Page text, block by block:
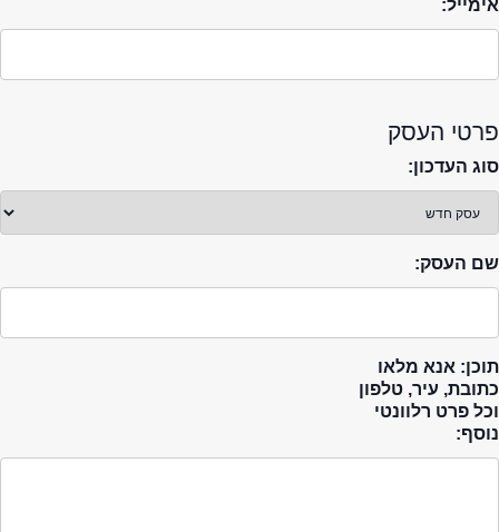
אימייל:
פרטי העסק
סוג העדכון:
שם העסק:
תוכן: אנא מלאו
כתובת, עיר, טלפון
וכל פרט רלוונטי
נוסף: